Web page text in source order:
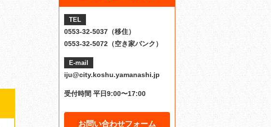
TEL
0553-32-5037（移住）
0553-32-5072（空き家バンク）
E-mail
iju@city.koshu.yamanashi.jp
受付時間 平日9:00〜17:00
お問い合わせフォーム